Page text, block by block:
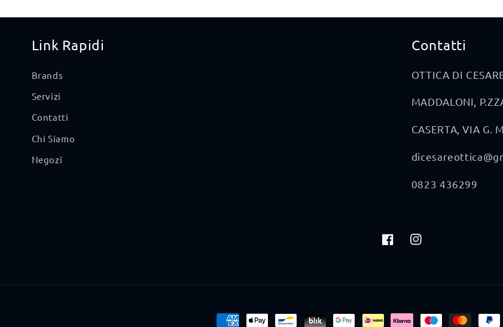
Link Rapidi
Brands
Servizi
Contatti
Chi Siamo
Negozi
Contatti
OTTICA DI
MADDALONI,
CASERTA, VIA G.
0823 436299
FacebookInstagram
Metodi